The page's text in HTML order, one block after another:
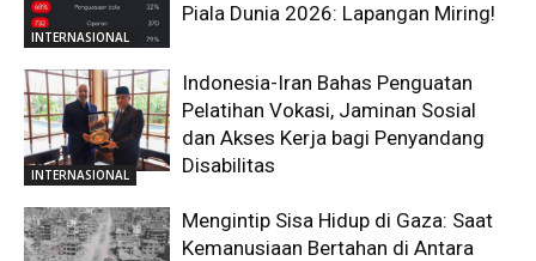
INTERNASIONAL
Piala Dunia 2026: Lapangan Miring!
INTERNASIONAL
Indonesia-Iran Bahas Penguatan
Pelatihan Vokasi, Jaminan Sosial
dan Akses Kerja bagi Penyandang
Disabilitas
Mengintip Sisa Hidup di Gaza: Saat
Kemanusiaan Bertahan di Antara